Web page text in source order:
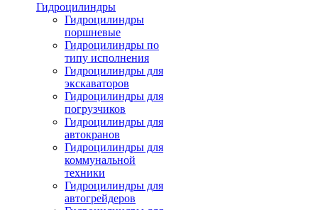
Гидроцилиндры
Гидроцилиндры
поршневые
Гидроцилиндры по
типу исполнения
Гидроцилиндры для
экскаваторов
Гидроцилиндры для
погрузчиков
Гидроцилиндры для
автокранов
Гидроцилиндры для
коммунальной
техники
Гидроцилиндры для
автогрейдеров